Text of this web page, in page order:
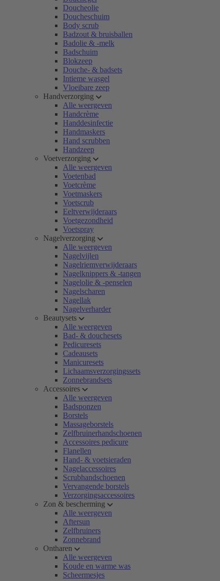
Doucheolie
Doucheschuim
Body scrub
Badzout & bruisballen
Badolie & -melk
Badschuim
Blokzeep
Douche- & badsets
Intieme wasgel
Vloeibare zeep
Handverzorging
Alle weergeven
Handcrème
Handdesinfectie
Handmaskers
Hand scrubben
Handzeep
Voetverzorging
Alle weergeven
Voetenbad
Voetcrème
Voetmaskers
Voetscrub
Eeltverwijderaars
Voetgezondheid
Voetspray
Nagelverzorging
Alle weergeven
Nagelvijlen
Nagelriemverwijderaars
Nagelknippers & -tangen
Nagelolie & -penselen
Nagelscharen
Nagellak
Nagelverharder
Beautysets
Alle weergeven
Bad- & douchesets
Pedicuresets
Cadeausets
Manicuresets
Lichaamsverzorgingssets
Zonnebrandsets
Accessoires
Alle weergeven
Badsponzen
Borstels
Massageborstels
Zelfbruinerhandschoenen
Accessoires pedicure
Flanellen
Hand- & voetsieraden
Nagelaccessoires
Scrubhandschoenen
Vervangende borstels
Verzorgingsaccessoires
Zon & bescherming
Alle weergeven
Aftersun
Zelfbruiners
Zonnebrand
Ontharen
Alle weergeven
Koude en warme was
Scheermesjes